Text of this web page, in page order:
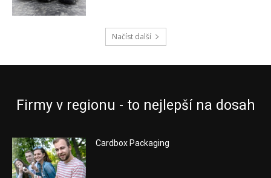
Načíst další
Firmy v regionu - to nejlepší na dosah
Cardbox Packaging